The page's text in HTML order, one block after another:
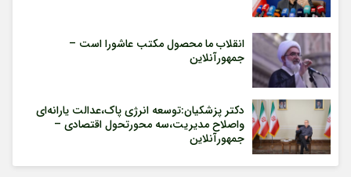
انقلاب ما محصول مکتب عاشورا است –
جمهورآنلاین
دکتر پزشکیان:توسعه انرژی پاک،عدالت یارانه‌ای
واصلاح مدیریت،سه محورتحول اقتصادی –
جمهورآنلاین